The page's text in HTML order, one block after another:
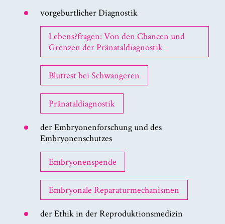
vorgeburtlicher Diagnostik
Lebens?fragen: Von den Chancen und
Grenzen der Pränataldiagnostik
Bluttest bei Schwangeren
Pränataldiagnostik
der Embryonenforschung und des
Embryonenschutzes
Embryonenspende
Embryonale Reparaturmechanismen
der Ethik in der Reproduktionsmedizin